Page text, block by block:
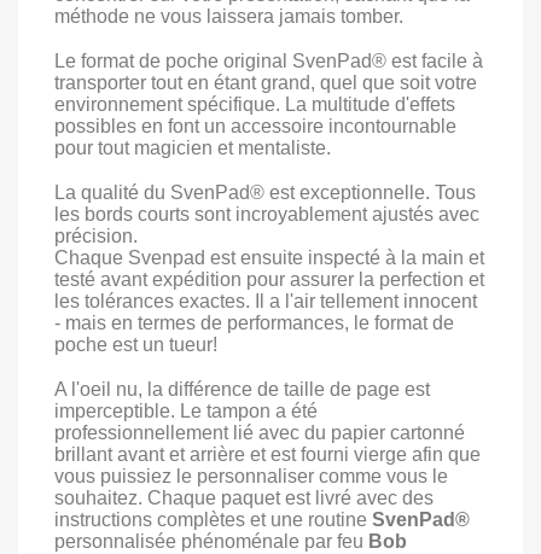
méthode ne vous laissera jamais tomber.
Le format de poche original SvenPad® est facile à
transporter tout en étant grand, quel que soit votre
environnement spécifique. La multitude d'effets
possibles en font un accessoire incontournable
pour tout magicien et mentaliste.
La qualité du SvenPad® est exceptionnelle. Tous
les bords courts sont incroyablement ajustés avec
précision.
Chaque Svenpad est ensuite inspecté à la main et
testé avant expédition pour assurer la perfection et
les tolérances exactes. Il a l'air tellement innocent
- mais en termes de performances, le format de
poche est un tueur!
A l'oeil nu, la différence de taille de page est
imperceptible. Le tampon a été
professionnellement lié avec du papier cartonné
brillant avant et arrière et est fourni vierge afin que
vous puissiez le personnaliser comme vous le
souhaitez. Chaque paquet est livré avec des
instructions complètes et une routine SvenPad®
personnalisée phénoménale par feu Bob